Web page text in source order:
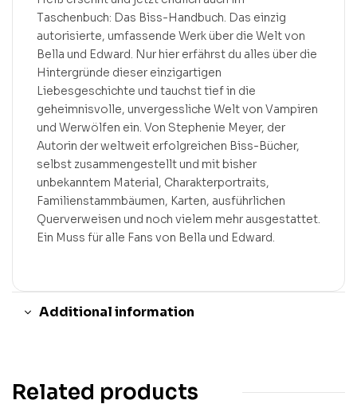
Taschenbuch: Das Biss-Handbuch. Das einzig
autorisierte, umfassende Werk über die Welt von
Bella und Edward. Nur hier erfährst du alles über die
Hintergründe dieser einzigartigen
Liebesgeschichte und tauchst tief in die
geheimnisvolle, unvergessliche Welt von Vampiren
und Werwölfen ein. Von Stephenie Meyer, der
Autorin der weltweit erfolgreichen Biss-Bücher,
selbst zusammengestellt und mit bisher
unbekanntem Material, Charakterportraits,
Familienstammbäumen, Karten, ausführlichen
Querverweisen und noch vielem mehr ausgestattet.
Ein Muss für alle Fans von Bella und Edward.
Additional information
Related products